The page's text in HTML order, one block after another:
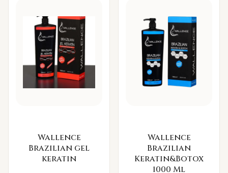
Wallence
Brazilian gel
keratin
Wallence
Brazilian
Keratin&Botox
1000 Ml